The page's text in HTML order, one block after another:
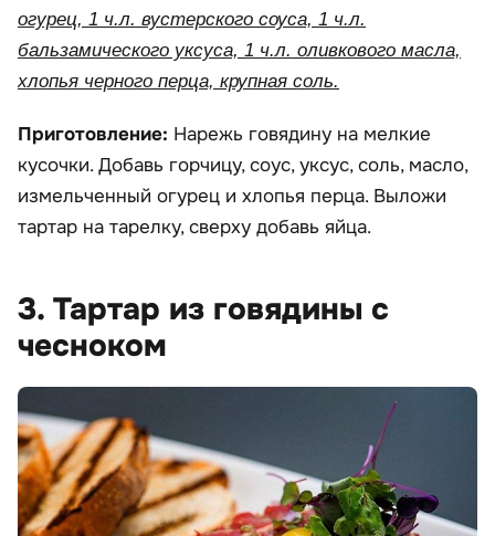
огурец, 1 ч.л. вустерского соуса, 1 ч.л.
бальзамического уксуса, 1 ч.л. оливкового масла,
хлопья черного перца, крупная соль.
Приготовление: Нарежь говядину на мелкие
кусочки. Добавь горчицу, соус, уксус, соль, масло,
измельченный огурец и хлопья перца. Выложи
тартар на тарелку, сверху добавь яйца.
3. Тартар из говядины с
чесноком